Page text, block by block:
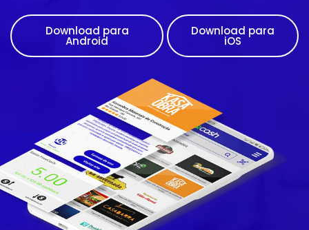
Download para
Android
Download para
iOS